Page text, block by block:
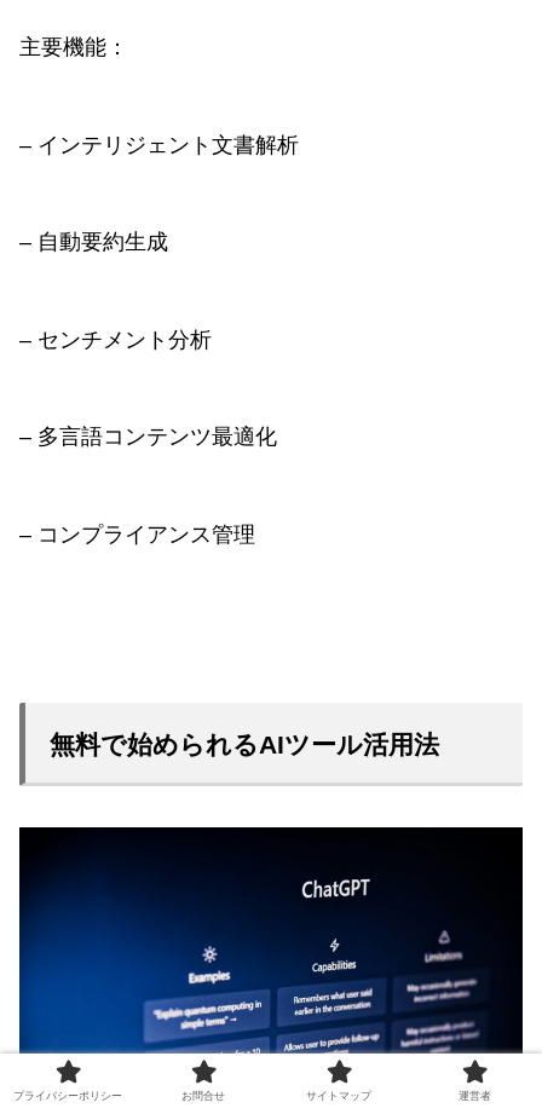
主要機能：
– インテリジェント文書解析
– 自動要約生成
– センチメント分析
– 多言語コンテンツ最適化
– コンプライアンス管理
無料で始められるAIツール活用法
プライバシーポリシー お問合せ サイトマップ 運営者